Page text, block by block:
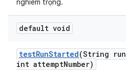
nghiêm trọng.
default void
testRunStarted(String run
int attemptNumber)